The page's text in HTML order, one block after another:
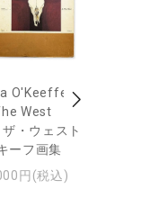
O'Keeffe: In
West
・ウェスト
ーフ画集
円(税込)